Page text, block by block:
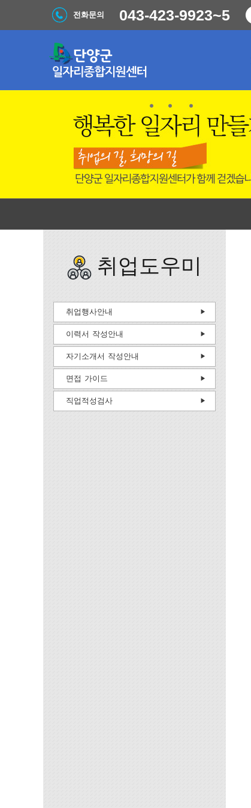
전화문의 043-423-9923~5
취업도우미
취업행사안내
이력서 작성안내
자기소개서 작성안내
면접 가이드
직업적성검사